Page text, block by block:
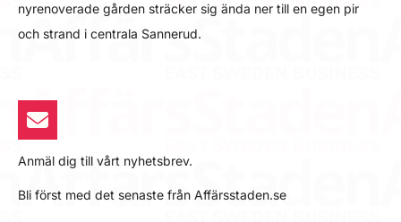
nyrenoverade gården sträcker sig ända ner till en egen pir
och strand i centrala Sannerud.
Anmäl dig till vårt nyhetsbrev.
Bli först med det senaste från Affärsstaden.se